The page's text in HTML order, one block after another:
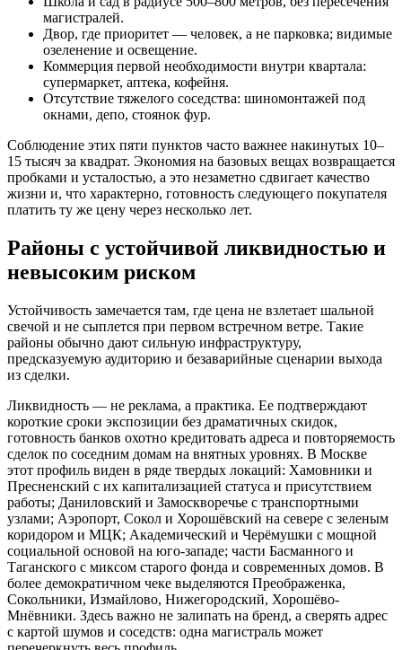
магистралей.
Двор, где приоритет — человек, а не парковка; видимые
озеленение и освещение.
Коммерция первой необходимости внутри квартала:
супермаркет, аптека, кофейня.
Отсутствие тяжелого соседства: шиномонтажей под
окнами, депо, стоянок фур.
Соблюдение этих пяти пунктов часто важнее накинутых 10–
15 тысяч за квадрат. Экономия на базовых вещах возвращается
пробками и усталостью, а это незаметно сдвигает качество
жизни и, что характерно, готовность следующего покупателя
платить ту же цену через несколько лет.
Районы с устойчивой ликвидностью и
невысоким риском
Устойчивость замечается там, где цена не взлетает шальной
свечой и не сыплется при первом встречном ветре. Такие
районы обычно дают сильную инфраструктуру,
предсказуемую аудиторию и безаварийные сценарии выхода
из сделки.
Ликвидность — не реклама, а практика. Ее подтверждают
короткие сроки экспозиции без драматичных скидок,
готовность банков охотно кредитовать адреса и повторяемость
сделок по соседним домам на внятных уровнях. В Москве
этот профиль виден в ряде твердых локаций: Хамовники и
Пресненский с их капитализацией статуса и присутствием
работы; Даниловский и Замоскворечье с транспортными
узлами; Аэропорт, Сокол и Хорошёвский на севере с зеленым
коридором и МЦК; Академический и Черёмушки с мощной
социальной основой на юго-западе; части Басманного и
Таганского с миксом старого фонда и современных домов. В
более демократичном чекe выделяются Преображенка,
Сокольники, Измайлово, Нижегородский, Хорошёво-
Мнёвники. Здесь важно не залипать на бренд, а сверять адрес
с картой шумов и соседств: одна магистраль может